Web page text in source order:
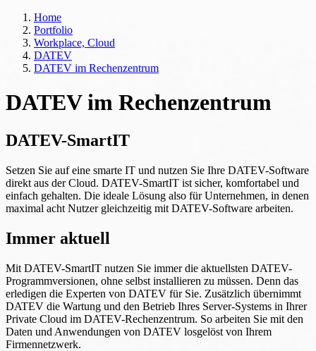
Home
Portfolio
Workplace, Cloud
DATEV
DATEV im Rechenzentrum
DATEV im Rechenzentrum
DATEV-SmartIT
Setzen Sie auf eine smarte IT und nutzen Sie Ihre DATEV-Software
direkt aus der Cloud. DATEV-SmartIT ist sicher, komfortabel und
einfach gehalten. Die ideale Lösung also für Unternehmen, in denen
maximal acht Nutzer gleichzeitig mit DATEV-Software arbeiten.
Immer aktuell
Mit DATEV-SmartIT nutzen Sie immer die aktuellsten DATEV-
Programmversionen, ohne selbst installieren zu müssen. Denn das
erledigen die Experten von DATEV für Sie. Zusätzlich übernimmt
DATEV die Wartung und den Betrieb Ihres Server-Systems in Ihrer
Private Cloud im DATEV-Rechenzentrum. So arbeiten Sie mit den
Daten und Anwendungen von DATEV losgelöst von Ihrem
Firmennetzwerk.